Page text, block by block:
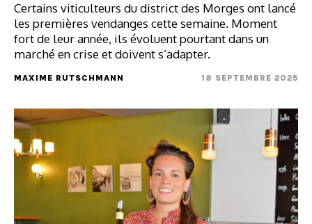
Certains viticulteurs du district des Morges ont lancé
les premières vendanges cette semaine. Moment
fort de leur année, ils évoluent pourtant dans un
marché en crise et doivent s’adapter.
MAXIME RUTSCHMANN 18 SEPTEMBRE 2025